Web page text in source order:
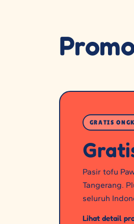
GRATIS
Pasir tofu
Tangerang.
seluruh
Lihat detail